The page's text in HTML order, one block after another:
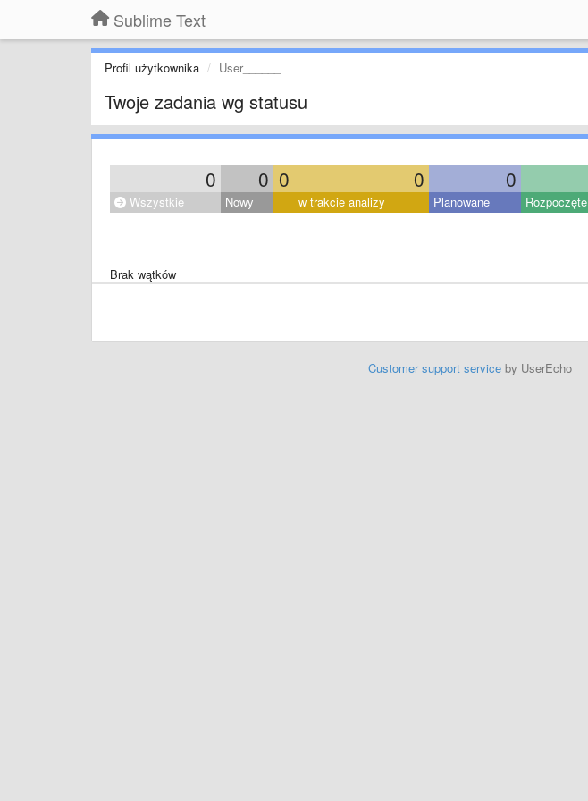
Sublime Text
Profil użytkownika User______
Twoje zadania wg statusu
0 0 0 0 0
Wszystkie Nowy w trakcie analizy Planowane Rozpoczęte
Brak wątków
Customer support serviceby UserEcho